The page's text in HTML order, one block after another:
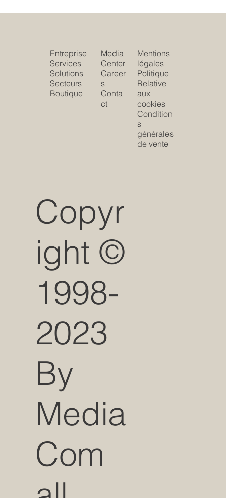
Copyr
ight ©
1998-
2023
By
Media
Com
Entreprise
Services
Solutions
Secteurs
Boutique
Media
Center
Career
s
Conta
ct
Mentions
légales
Politique
Relative
aux
cookies
Condition
s
générales
de vente